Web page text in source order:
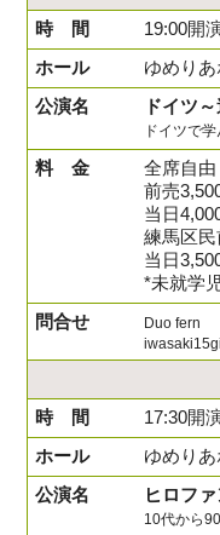
19:00開
ゆめり
ドイツ
ドイツで
全席自由
前売
当日
練馬区
当日
*未就学
Duo fern
17:30開
ゆめり
ヒロフ
10代から